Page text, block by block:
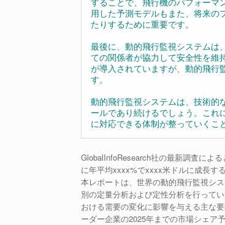
用した予測モデルもまた、将来の
たりするために重要です。
最後に、動的飛行監視システムは
ての関係者が協力して安全性を維
が導入されていますが、動的飛行
す。
動的飛行監視システムは、技術的
ールであり続けるでしょう。これ
に対応できる体制が整っていくこ
GlobalInfoResearch社の最新調査によ
に年平均xxxx%でxxxx米ドルに成長す
本レポートは、世界の動的飛行監視シ
別の定量分析および定性分析を行って
おける需要の変化に影響を与える主な
ーダー企業の2025年までの市場シェア